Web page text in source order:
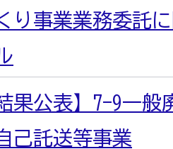
り事業業務委託
果公表】7-9一
己託送等事業